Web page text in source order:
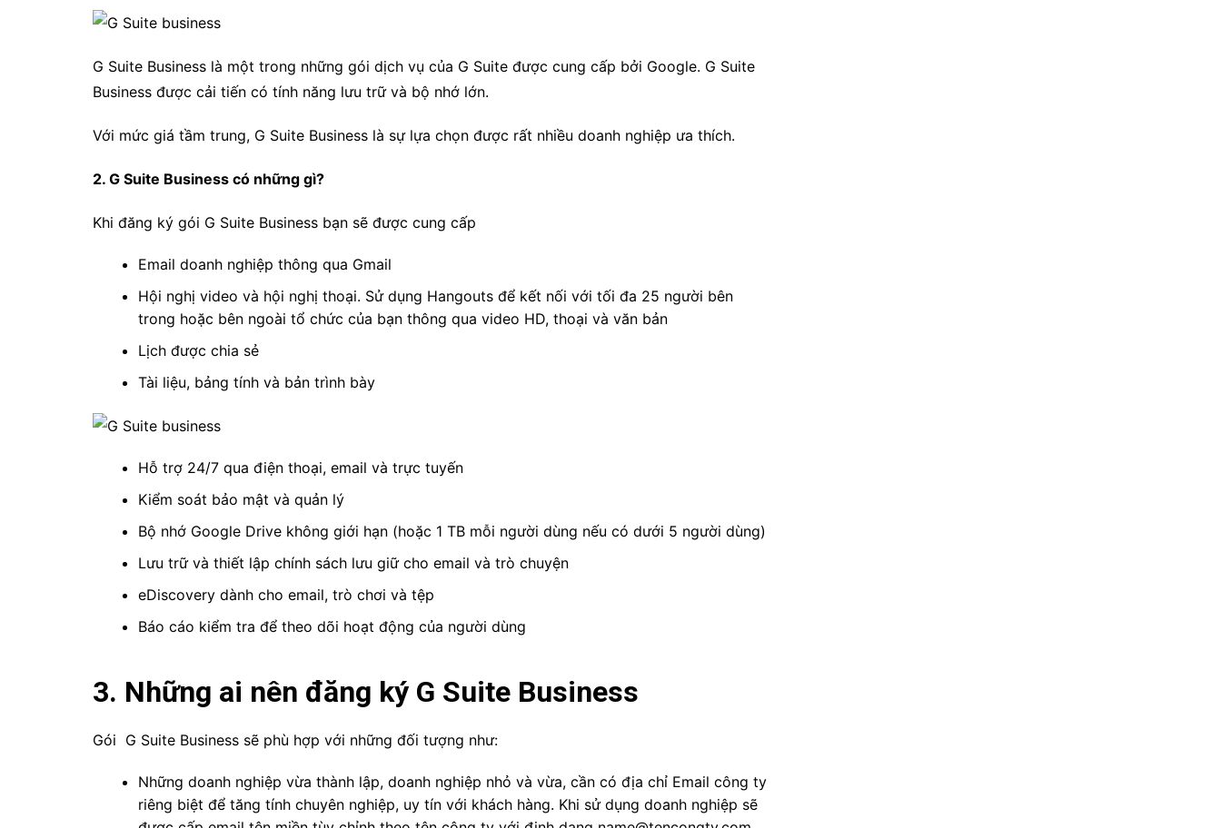
G Suite Business là một trong những gói dịch vụ của G Suite được cung cấp bởi Google. G Suite
Business được cải tiến có tính năng lưu trữ và bộ nhớ lớn.
Với mức giá tầm trung, G Suite Business là sự lựa chọn được rất nhiều doanh nghiệp ưa thích.
2. G Suite Business có những gì?
Khi đăng ký gói G Suite Business bạn sẽ được cung cấp
Email doanh nghiệp thông qua Gmail
Hội nghị video và hội nghị thoại. Sử dụng Hangouts để kết nối với tối đa 25 người bên
trong hoặc bên ngoài tổ chức của bạn thông qua video HD, thoại và văn bản
Lịch được chia sẻ
Tài liệu, bảng tính và bản trình bày
Hỗ trợ 24/7 qua điện thoại, email và trực tuyến
Kiểm soát bảo mật và quản lý
Bộ nhớ Google Drive không giới hạn (hoặc 1 TB mỗi người dùng nếu có dưới 5 người dùng)
Lưu trữ và thiết lập chính sách lưu giữ cho email và trò chuyện
eDiscovery dành cho email, trò chơi và tệp
Báo cáo kiểm tra để theo dõi hoạt động của người dùng
3. Những ai nên đăng ký G Suite Business
Gói G Suite Business sẽ phù hợp với những đối tượng như:
Những doanh nghiệp vừa thành lập, doanh nghiệp nhỏ và vừa, cần có địa chỉ Email công ty
riêng biệt để tăng tính chuyên nghiệp, uy tín với khách hàng. Khi sử dụng doanh nghiệp sẽ